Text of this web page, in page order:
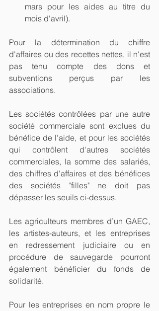
mars pour les aides au titre du
mois d'avril).
Pour la détermination du chiffre
d'affaires ou des recettes nettes, il n'est
pas tenu compte des dons et
subventions perçus par les
associations.
Les sociétés contrôlées par une autre
société commerciale sont exclues du
bénéfice de l'aide, et pour les sociétés
qui contrôlent d'autres sociétés
commerciales, la somme des salariés,
des chiffres d'affaires et des bénéfices
des sociétés "filles" ne doit pas
dépasser les seuils ci-dessus.
Les agriculteurs membres d’un GAEC,
les artistes-auteurs, et les entreprises
en redressement judiciaire ou en
procédure de sauvegarde pourront
également bénéficier du fonds de
solidarité.
Pour les entreprises en nom propre le